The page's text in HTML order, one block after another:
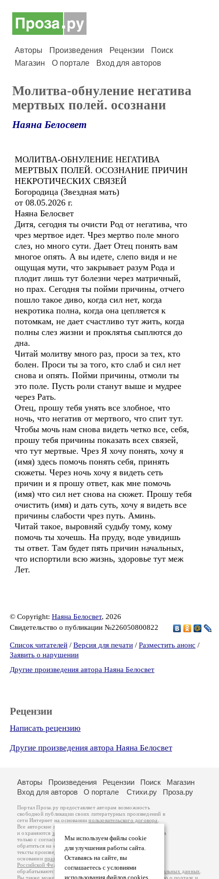
Авторы Произведения Рецензии
Поиск
Магазин
О портале Вход для авторов
Молитва-обнуление негатива
мертвых полей. осознани
Наяна Белосвет
МОЛИТВА-ОБНУЛЕНИЕ НЕГАТИВА
МЕРТВЫХ ПОЛЕЙ. ОСОЗНАНИЕ ПРИЧИН
НЕКРОТИЧЕСКИХ СВЯЗЕЙ
Богородица (Звездная мать)
от 08.05.2026 г.
Наяна Белосвет
Дитя, сегодня ты очисти Род от негатива, что
чрез мертвое идет. Чрез мертво поле много
слез, но много сути. Дает Отец понять вам
многое опять. А вы идете, слепо видя и не
ощущая мути, что закрывает разум Рода и
плодит лишь тут болезни через матричный,
но прах. Сегодня ты пойми причины, отчего
пошло такое диво, когда сил нет, когда
некротика полна, когда она цепляется к
потомкам, не дает счастливо тут жить, когда
полны слез жизни и проклятья сыплются до
дна.
Читай молитву много раз, проси за тех, кто
болен. Проси ты за того, кто слаб и сил нет
снова и опять. Пойми причины, отмоли ты
это поле. Пусть роли станут выше и мудрее
через Рать.
Отец, прошу тебя унять все злобное, что
ночь, что негатив от мертвого, что спит тут.
Чтобы мочь нам снова видеть четко все, себя,
прошу тебя причины показать всех связей,
что тут мертвые. Чрез Я хочу понять, хочу я
(имя) здесь помочь понять себя, принять
сюжеты. Через ночь хочу я видеть сеть
причин и я прошу ответ, как мне помочь
(имя) что сил нет снова на сюжет. Прошу тебя
очистить (имя) и дать суть, хочу я видеть все
причины слабости чрез путь. Аминь.
Читай такое, выровняй судьбу тому, кому
помочь ты хочешь. На пруду, воде увидишь
ты ответ. Там будет пять причин начальных,
что испортили всю жизнь, здоровье тут меж
Лет.
© Copyright: Наяна Белосвет, 2026
Свидетельство о публикации №226050800822
Список читателей / Версия для печати / Разместить анонс /
Заявить о нарушении
Другие произведения автора Наяна Белосвет
Рецензии
Написать рецензию
Другие произведения автора Наяна Белосвет
Мы используем файлы cookie
для улучшения работы сайта.
Оставаясь на сайте, вы
соглашаетесь с условиями
использования файлов cookies.
Авторы Произведения Рецензии Поиск
Магазин
Вход для авторов
О портале Стихи.ру Проза.ру
Портал Проза.ру предоставляет авторам возможность
свободной публикации своих литературных произведений в
сети Интернет на основаниипользовательского договора
Все авторские права на произведения принадлежат авторам
и охраняются законом
. Перепечатка произведений возможна
только с согласия его автора, к которому вы можете
обратиться на его авторской странице. Ответственность за
тексты произведений авторы несут самостоятельно на
основанииправил публикацииизаконодательства
Российской Федерации
обрабатываются на основанииПолитики обработки персональных данных
Вы также можете посмотреть более подробнуюинформацию о портале и